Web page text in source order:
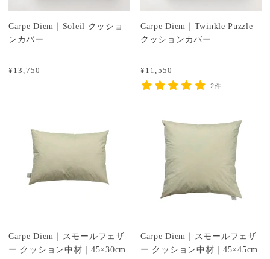
¥13,750
Carpe Diem｜Soleil クッショ
ンカバー
¥11,550
Carpe Diem｜Twinkle Puzzle
クッションカバー
2件
Carpe Diem｜スモールフェザ
ー クッション中材｜45×30cm
Carpe Diem｜スモールフェザ
ー クッション中材｜45×45cm